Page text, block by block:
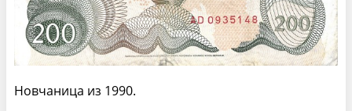
Новчаница из 1990.